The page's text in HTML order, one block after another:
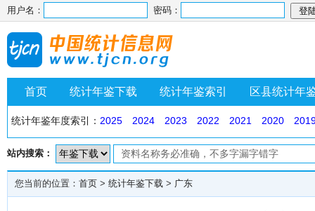
用户名： 密码：
首页 统计年鉴下载 统计年鉴索引 区县统计年
统计年鉴年度索引： 2025 2024 2023 2022 2021 2020
站内搜索：
您当前的位置： 首页 > 统计年鉴下载 > 广东